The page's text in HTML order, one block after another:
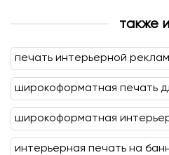
также
печать интерьерной
широкоформатная печать
широкоформатная
интерьерная печать на